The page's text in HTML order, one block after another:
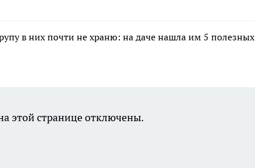
в них почти не храню: на даче нашла им 5 полезных
этой странице отключены.